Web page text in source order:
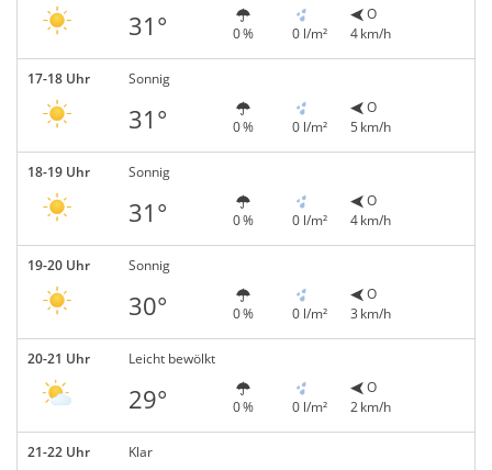
31° 0 % 0 l/m²
O
4 km/h
17-18 Uhr Sonnig
31° 0 % 0 l/m²
O
5 km/h
18-19 Uhr Sonnig
31° 0 % 0 l/m²
O
4 km/h
19-20 Uhr Sonnig
30° 0 % 0 l/m²
O
3 km/h
20-21 Uhr Leicht bewölkt
29° 0 % 0 l/m²
O
2 km/h
21-22 Uhr Klar